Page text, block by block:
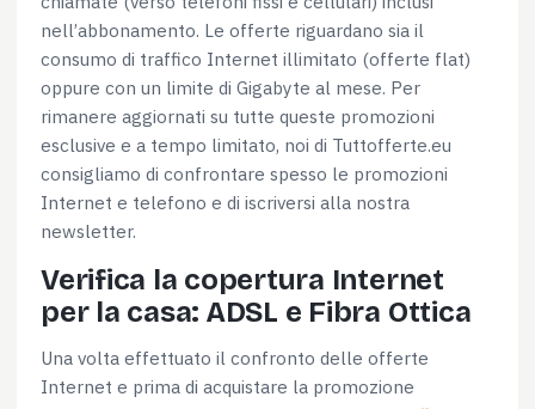
Informazioni sui cookie
Questo sito web utilizza i cookie
Utilizziamo i cookie per personalizzare contenuti ed
annunci, per fornire funzionalità dei social media e per
analizzare il nostro traffico. Condividiamo inoltre
nostri partner che si occupano di analisi dei dati web,
pubblicità e social media, i quali potrebbero combinarle
raccolto dal tuo utilizzo dei loro servizi.
nell’abbonamento. Le offerte riguardano sia il
consumo di traffico Internet illimitato (offerte flat)
oppure con un limite di Gigabyte al mese. Per
rimanere aggiornati su tutte queste promozioni
esclusive e a tempo limitato, noi di Tuttofferte.eu
consigliamo di confrontare spesso le promozioni
Internet e telefono e di iscriversi alla nostra
newsletter.
Verifica la copertura Internet
per la casa: ADSL e Fibra Ottica
Una volta effettuato il confronto delle offerte
Internet e prima di acquistare la promozione